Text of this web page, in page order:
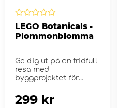
LEGO Botanicals -
Plommonblomma
Ge dig ut på en fridfull
resa med
byggprojektet för
299 kr